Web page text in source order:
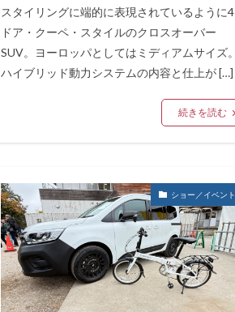
スタイリングに端的に表現されているように4
ドア・クーペ・スタイルのクロスオーバー
SUV。ヨーロッパとしてはミディアムサイズ。
ハイブリッド動力システムの内容と仕上が […]
続きを読む
ショー／イベント